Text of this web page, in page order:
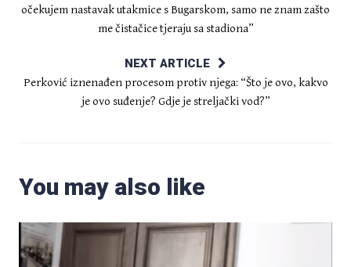
očekujem nastavak utakmice s Bugarskom, samo ne znam zašto
me čistačice tjeraju sa stadiona”
NEXT ARTICLE
Perković iznenađen procesom protiv njega: “Što je ovo, kakvo
je ovo suđenje? Gdje je streljački vod?”
You may also like